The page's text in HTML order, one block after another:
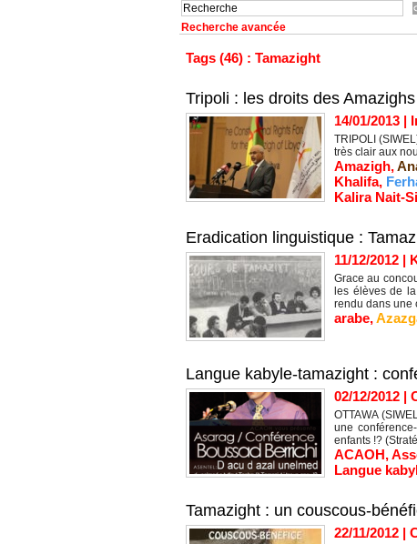
Recherche avancée
Tags (46) : Tamazight
Tripoli : les droits des
14/01/2013 |
TRIPOLI
très clair aux
Amazigh,
Khalifa,
Kalira Nait-
Eradication linguistique :
11/12/2012 |
Grace au
les élèves de
rendu dans une
arabe,
Langue kabyle-tamazight :
02/12/2012 |
OTTAWA
une
enfants !?
ACAOH,
Langue
Tamazight : un couscous-
22/11/2012 |